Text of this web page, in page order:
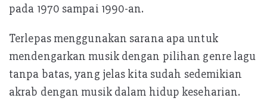
pada 1970 sampai 1990-an.
Terlepas menggunakan sarana apa untuk
mendengarkan musik dengan pilihan genre lagu
tanpa batas, yang jelas kita sudah sedemikian
akrab dengan musik dalam hidup keseharian.